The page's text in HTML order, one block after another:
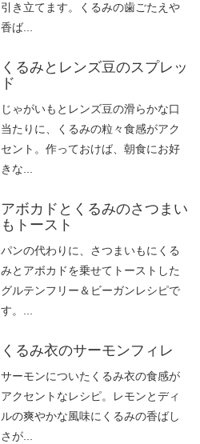
引き立てます。くるみの歯ごたえや
香ば...
くるみとレンズ豆のスプレッ
ド
じゃがいもとレンズ豆の滑らかな口
当たりに、くるみの粒々食感がアク
セント。作っておけば、朝食にお好
きな...
アボカドとくるみのさつまい
もトースト
パンの代わりに、さつまいもにくる
みとアボカドを乗せてトーストした
グルテンフリー＆ビーガンレシピで
す。...
くるみ衣のサーモンフィレ
サーモンについたくるみ衣の食感が
アクセントなレシピ。レモンとディ
ルの爽やかな風味にくるみの香ばし
さが...